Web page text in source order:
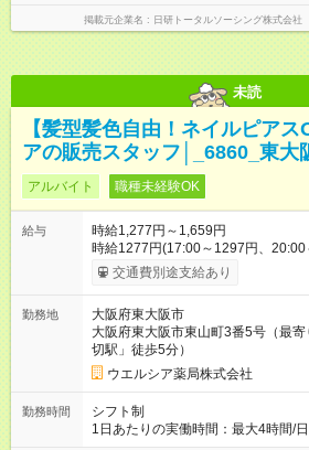
掲載元企業名 日研トータルソーシング株式会
未読
【髪型髪色自由！ネイルピア
アの販売スタッフ│_6860_東大
アルバイト 職種未経験OK
給与
時給1,277円～1,659円
時給1277円(17:00～1297円、20:00
※深夜割増含む ※高校卒業以上 昇
あり （大学生は＋20円まで） ※高校生は対象外
間】試用期間あり 試用期間の長さ：
採用時と同じです。
交通費別途支給あり
勤務地
大阪府東大阪市
大阪府東大阪市東山町3番5号（最
切駅」徒歩5分）
ウエルシア薬局株式会社
勤務時間
シフト制
1日あたりの実働時間：最大4時間/
☆勤務日数・曜日応相談 17:00～21:00 土---21:00～24:15 ☆勤務